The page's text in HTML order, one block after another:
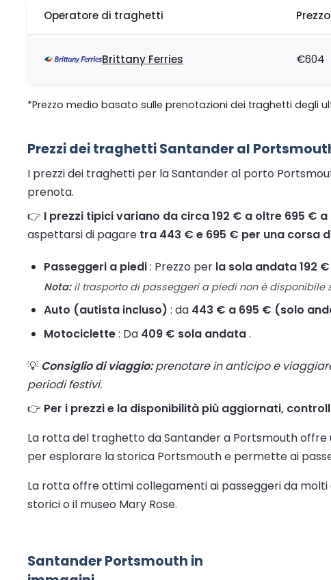
Operatore di traghetti
Brittany Ferries €604
*Prezzo medio basato sulle prenotazioni dei traghetti degli
Prezzi dei traghetti Santander al
I prezzi dei traghetti per la Santander al porto
prenota.
👉 I prezzi tipici variano da circa 192 € a oltre 695 €
aspettarsi di pagare tra 443 € e 695 € per una corsa
Passeggeri a piedi: Prezzo per la sola andata 192 €
Nota:il trasporto di passeggeri a piedi non è disponibile
Auto (autista incluso) : da 443 € a 695 € (solo
Motociclette: Da 409 € sola andata.
💡 Consiglio di viaggio:prenotare in anticipo e
periodi festivi.
👉 Per i prezzi e la disponibilità più aggiornati,
La rotta del traghetto da Santander a Portsmouth
per esplorare la storica Portsmouth e permette ai
La rotta offre ottimi collegamenti ai passeggeri da
storici o il museo Mary Rose.
Santander Portsmouth in